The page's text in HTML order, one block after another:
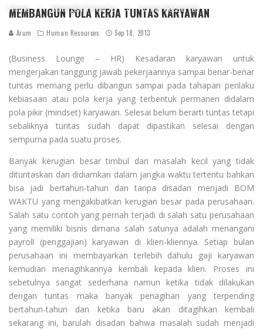
Home Managerial How To Human Resources
MEMBANGUN POLA KERJA TUNTAS KARYAWAN
Arum Human Resources Sep 18, 2013
(Business Lounge – HR) Kesadaran karyawan untuk
mengerjakan tanggung jawab pekerjaannya sampai benar-benar
tuntas memang perlu dibangun sampai pada tahapan perilaku
kebiasaan atau pola kerja yang terbentuk permanen didalam
pola pikir (mindset) karyawan. Selesai belum berarti tuntas tetapi
sebaliknya tuntas sudah dapat dipastikan selesai dengan
sempurna pada suatu proses.
Banyak kerugian besar timbul dari masalah kecil yang tidak
dituntaskan dan didiamkan dalam jangka waktu tertentu bahkan
bisa jadi bertahun-tahun dan tanpa disadari menjadi BOM
WAKTU yang mengakibatkan kerugian besar pada perusahaan.
Salah satu contoh yang pernah terjadi di salah satu perusahaan
yang memiliki bisnis dimana salah satunya adalah menangani
payroll (penggajian) karyawan di klien-kliennya. Setiap bulan
perusahaan ini membayarkan terlebih dahulu gaji karyawan
kemudian menagihkannya kembali kepada klien. Proses ini
sebetulnya sangat sederhana namun ketika tidak dilakukan
dengan tuntas maka banyak penagihan yang terpending
bertahun-tahun dan ketika baru akan ditagihkan kembali
sekarang ini, barulah disadari bahwa masalah sudah menjadi